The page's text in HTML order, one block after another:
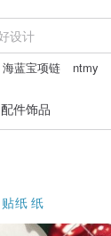
海蓝宝项链 ntmy
配件饰品
贴纸 纸